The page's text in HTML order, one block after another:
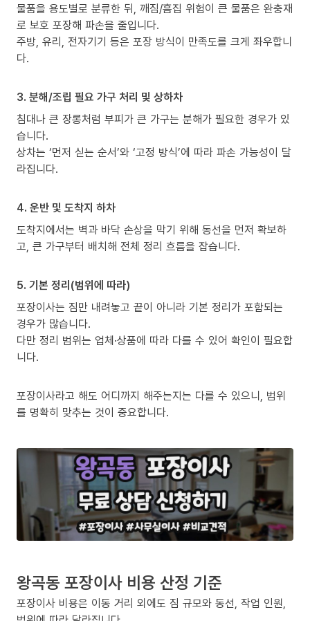
물품을 용도별로 분류한 뒤, 깨짐/흠집 위험이 큰 물품은 완충재
로 보호 포장해 파손을 줄입니다.
주방, 유리, 전자기기 등은 포장 방식이 만족도를 크게 좌우합니
다.
3. 분해/조립 필요 가구 처리 및 상하차
침대나 큰 장롱처럼 부피가 큰 가구는 분해가 필요한 경우가 있
습니다.
상차는 ‘먼저 싣는 순서’와 ‘고정 방식’에 따라 파손 가능성이 달
라집니다.
4. 운반 및 도착지 하차
도착지에서는 벽과 바닥 손상을 막기 위해 동선을 먼저 확보하
고, 큰 가구부터 배치해 전체 정리 흐름을 잡습니다.
5. 기본 정리(범위에 따라)
포장이사는 짐만 내려놓고 끝이 아니라 기본 정리가 포함되는
경우가 많습니다.
다만 정리 범위는 업체·상품에 따라 다를 수 있어 확인이 필요합
니다.
포장이사라고 해도 어디까지 해주는지는 다를 수 있으니, 범위
를 명확히 맞추는 것이 중요합니다.
왕곡동 포장이사 비용 산정 기준
포장이사 비용은 이동 거리 외에도 짐 규모와 동선, 작업 인원,